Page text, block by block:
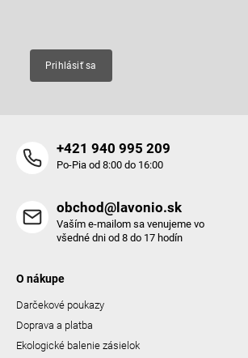
Prihlásiť sa
+421 940 995 209
Po-Pia od 8:00 do 16:00
obchod@lavonio.sk
Vaším e-mailom sa venujeme vo
všedné dni od 8 do 17 hodín
O nákupe
Darčekové poukazy
Doprava a platba
Ekologické balenie zásielok